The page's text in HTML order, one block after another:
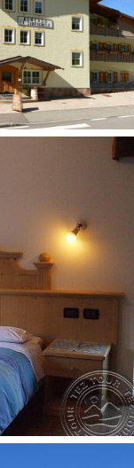
nemokamai
de Pin, 10
džiovykla)
nuo viešbučio)